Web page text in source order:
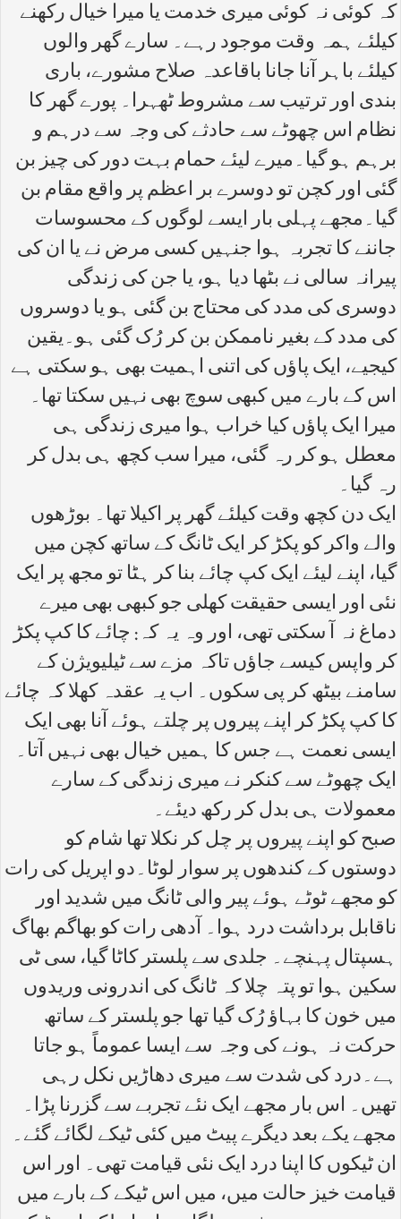
کہ کوئی نہ کوئی میری خدمت یا میرا خیال رکھنے
کیلئے ہمہ وقت موجود رہے۔ سارے گھر والوں
کیلئے باہر آنا جانا باقاعدہ صلاح مشورے، باری
بندی اور ترتیب سے مشروط ٹھہرا۔ پورے گھر کا
نظام اس چھوٹے سے حادثے کی وجہ سے درہم و
برہم ہو گیا۔میرے لیئے حمام بہت دور کی چیز بن
گئی اور کچن تو دوسرے بر اعظم پر واقع مقام بن
گیا۔مجھے پہلی بار ایسے لوگوں کے محسوسات
جاننے کا تجربہ ہوا جنہیں کسی مرض نے یا ان کی
پیرانہ سالی نے بٹھا دیا ہو، یا جن کی زندگی
دوسری کی مدد کی محتاج بن گئی ہو یا دوسروں
کی مدد کے بغیر ناممکن بن کر رُک گئی ہو۔یقین
کیجیے، ایک پاؤں کی اتنی اہمیت بھی ہو سکتی ہے
اس کے بارے میں کبھی سوچ بھی نہیں سکتا تھا۔
میرا ایک پاؤں کیا خراب ہوا میری زندگی ہی
معطل ہو کر رہ گئی، میرا سب کچھ ہی بدل کر
رہ گیا۔
ایک دن کچھ وقت کیلئے گھر پر اکیلا تھا۔ بوڑھوں
والے واکر کو پکڑ کر ایک ٹانگ کے ساتھ کچن میں
گیا، اپنے لیئے ایک کپ چائے بنا کر ہٹا تو مجھ پر ایک
نئی اور ایسی حقیقت کھلی جو کبھی بھی میرے
دماغ نہ آ سکتی تھی، اور وہ یہ کہ: چائے کا کپ پکڑ
کر واپس کیسے جاؤں تاکہ مزے سے ٹیلیویژن کے
سامنے بیٹھ کر پی سکوں۔ اب یہ عقدہ کھلا کہ چائے
کا کپ پکڑ کر اپنے پیروں پر چلتے ہوئے آنا بھی ایک
ایسی نعمت ہے جس کا ہمیں خیال بھی نہیں آتا۔
ایک چھوٹے سے کنکر نے میری زندگی کے سارے
معمولات ہی بدل کر رکھ دیئے۔
صبح کو اپنے پیروں پر چل کر نکلا تھا شام کو
دوستوں کے کندھوں پر سوار لوٹا۔دو اپریل کی رات
کو مجھے ٹوٹے ہوئے پیر والی ٹانگ میں شدید اور
ناقابل برداشت درد ہوا۔ آدھی رات کو بھاگم بھاگ
ہسپتال پہنچے۔ جلدی سے پلستر کاٹا گیا، سی ٹی
سکین ہوا تو پتہ چلا کہ ٹانگ کی اندرونی وریدوں
میں خون کا بہاؤ رُک گیا تھا جو پلستر کے ساتھ
حرکت نہ ہونے کی وجہ سے ایسا عموماً ہو جاتا
ہے۔درد کی شدت سے میری دھاڑیں نکل رہی
تھیں۔ اس بار مجھے ایک نئے تجربے سے گزرنا پڑا۔
مجھے یکے بعد دیگرے پیٹ میں کئی ٹیکے لگائے گئے۔
ان ٹیکوں کا اپنا درد ایک نئی قیامت تھی۔ اور اس
قیامت خیز حالت میں، میں اس ٹیکے کے بارے میں